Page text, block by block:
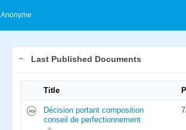
Anonyme
Last Published Documents
Title
Décision portant composition
conseil de perfectionnement